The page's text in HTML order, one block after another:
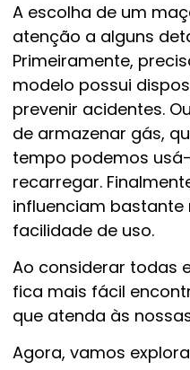
A escolha de um
atenção a alguns
Primeiramente,
modelo possui
prevenir acidentes.
de armazenar gás,
tempo podemos
recarregar.
influenciam bastante
facilidade de uso.
Ao considerar todas
fica mais fácil
que atenda às
Agora, vamos